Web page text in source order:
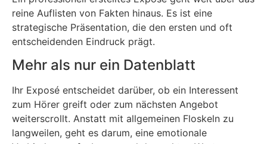
reine Auflisten von Fakten hinaus. Es ist eine
strategische Präsentation, die den ersten und oft
entscheidenden Eindruck prägt.
Mehr als nur ein Datenblatt
Ihr Exposé entscheidet darüber, ob ein Interessent
zum Hörer greift oder zum nächsten Angebot
weiterscrollt. Anstatt mit allgemeinen Floskeln zu
langweilen, geht es darum, eine emotionale